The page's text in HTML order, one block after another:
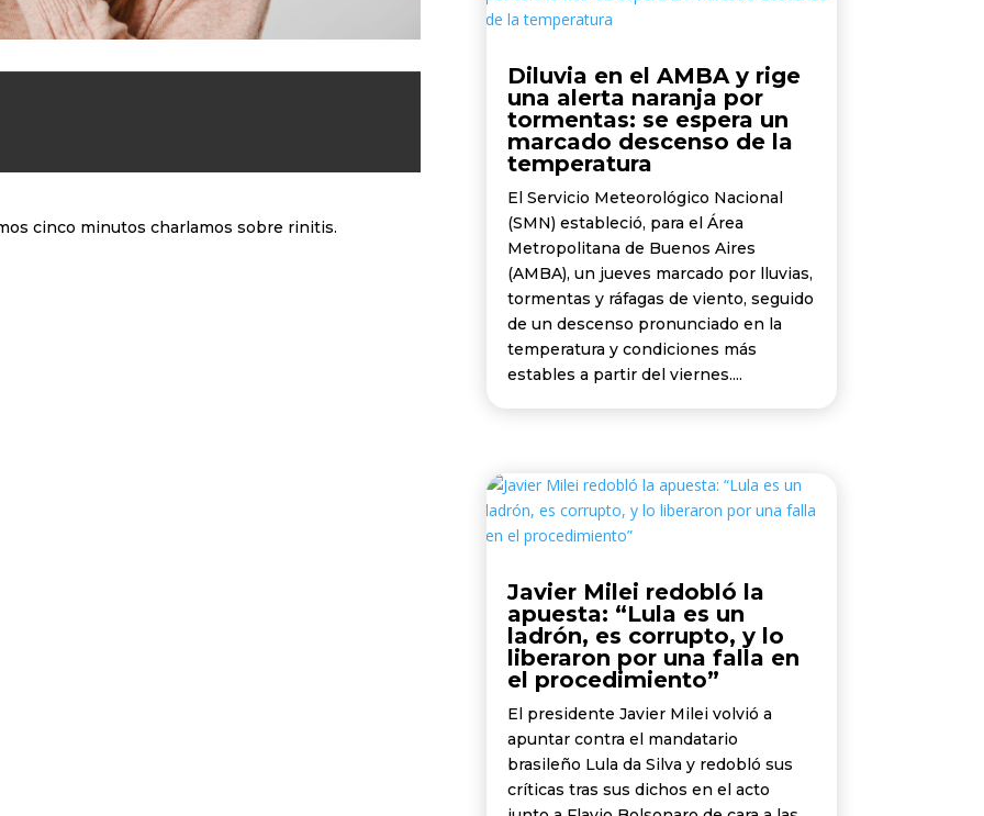
cinco minutos charlamos sobre rinitis.
Diluvia en el AMBA y rige
una alerta naranja por
tormentas: se espera un
marcado descenso de la
temperatura
El Servicio Meteorológico Nacional
(SMN) estableció, para el Área
Metropolitana de Buenos Aires
(AMBA), un jueves marcado por lluvias,
tormentas y ráfagas de viento, seguido
de un descenso pronunciado en la
temperatura y condiciones más
estables a partir del viernes....
Javier Milei redobló la
apuesta: “Lula es un
ladrón, es corrupto, y lo
liberaron por una falla en
el procedimiento”
El presidente Javier Milei volvió a
apuntar contra el mandatario
brasileño Lula da Silva y redobló sus
críticas tras sus dichos en el acto